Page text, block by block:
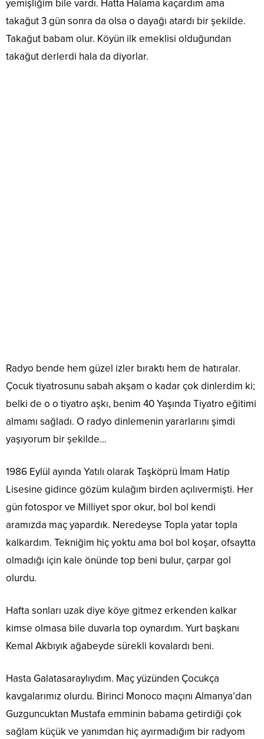
yemişliğim bile vardı. Hatta Halama kaçardım ama
takağut 3 gün sonra da olsa o dayağı atardı bir şekilde.
Takağut babam olur. Köyün ilk emeklisi olduğundan
takağut derlerdi hala da diyorlar.
Radyo bende hem güzel izler bıraktı hem de hatıralar.
Çocuk tiyatrosunu sabah akşam o kadar çok dinlerdim ki;
belki de o o tiyatro aşkı, benim 40 Yaşında Tiyatro eğitimi
almamı sağladı. O radyo dinlemenin yararlarını şimdi
yaşıyorum bir şekilde…
1986 Eylül ayında Yatılı olarak Taşköprü İmam Hatip
Lisesine gidince gözüm kulağım birden açılıvermişti. Her
gün fotospor ve Milliyet spor okur, bol bol kendi
aramızda maç yapardık. Neredeyse Topla yatar topla
kalkardım. Tekniğim hiç yoktu ama bol bol koşar, ofsaytta
olmadığı için kale önünde top beni bulur, çarpar gol
olurdu.
Hafta sonları uzak diye köye gitmez erkenden kalkar
kimse olmasa bile duvarla top oynardım. Yurt başkanı
Kemal Akbıyık ağabeyde sürekli kovalardı beni.
Hasta Galatasaraylıydım. Maç yüzünden Çocukça
kavgalarımız olurdu. Birinci Monoco maçını Almanya’dan
Guzguncuktan Mustafa emminin babama getirdiği çok
sağlam küçük ve yanımdan hiç ayırmadığım bir radyom